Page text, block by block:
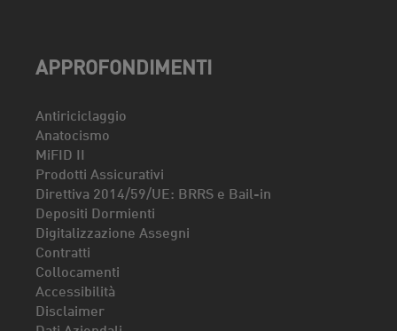
APPROFONDIMENTI
Antiriciclaggio
Anatocismo
MiFID II
Prodotti Assicurativi
Direttiva 2014/59/UE: BRRS e Bail-in
Depositi Dormienti
Digitalizzazione Assegni
Contratti
Collocamenti
Accessibilità
Disclaimer